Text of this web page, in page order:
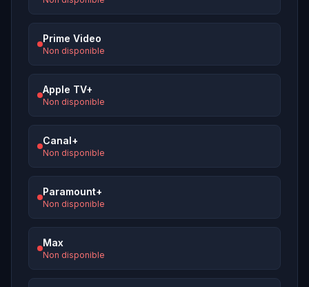
Prime Video
Non disponible
Apple TV+
Non disponible
Canal+
Non disponible
Paramount+
Non disponible
Max
Non disponible